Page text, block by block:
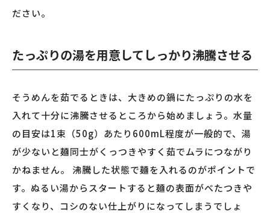
ださい。
たっぷりの湯を用意してしっかり沸騰させる
そうめんを茹でるときは、大きめの鍋にたっぷりの水を
入れて十分に沸騰させるところから始めましょう。水量
の目安は1束（50g）あたり600mL程度が一般的で、湯
が少ないと麺同士がくっつきやすく茹でムラにつながり
かねません。 沸騰した状態で麺を入れるのがポイントで
す。ぬるい湯からスタートすると麺の表面がべたつきや
すくなり、コシのない仕上がりになってしまうでしょ